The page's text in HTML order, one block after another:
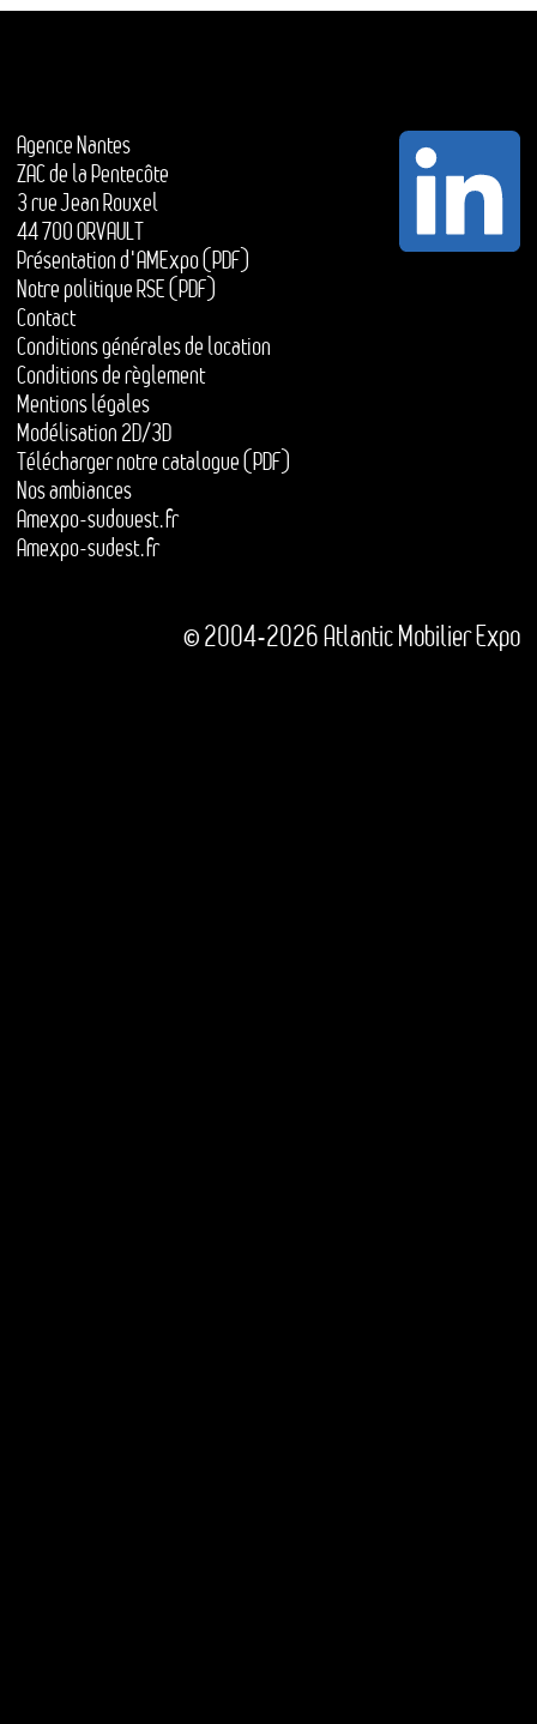
Agence Nantes
ZAC de la Pentecôte
3 rue Jean Rouxel
44 700 ORVAULT
Présentation d'AMExpo (PDF)
Notre politique RSE (PDF)
Contact
Conditions générales de location
Conditions de règlement
Mentions légales
Modélisation 2D/3D
Télécharger notre catalogue (PDF)
Nos ambiances
Amexpo-sudouest.fr
Amexpo-sudest.fr
© 2004-2026 Atlantic Mobilier Expo